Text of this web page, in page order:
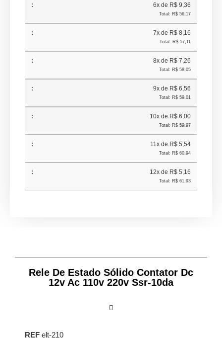
6x de R$ 9,36
Total: R$ 56,17
7x de R$ 8,16
Total: R$ 57,11
8x de R$ 7,26
Total: R$ 58,05
9x de R$ 6,56
Total: R$ 59,01
10x de R$ 6,00
Total: R$ 59,97
11x de R$ 5,54
Total: R$ 60,94
12x de R$ 5,16
Total: R$ 61,93
Rele De Estado Sólido Contator Dc
12v Ac 110v 220v Ssr-10da
REF elt-210